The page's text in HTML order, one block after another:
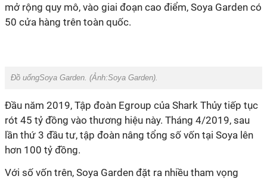
mở rộng quy mô, vào giai đoạn cao điểm, Soya Garden có
50 cửa hàng trên toàn quốc.
Đồ uốngSoya Garden. (Ảnh:Soya Garden).
Đầu năm 2019, Tập đoàn Egroup của Shark Thủy tiếp tục
rót 45 tỷ đồng vào thương hiệu này. Tháng 4/2019, sau
lần thứ 3 đầu tư, tập đoàn nâng tổng số vốn tại Soya lên
hơn 100 tỷ đồng.
Với số vốn trên, Soya Garden đặt ra nhiều tham vọng